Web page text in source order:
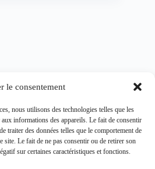
le consentement
nous utilisons des technologies telles que les
informations des appareils. Le fait de consentir
traiter des données telles que le comportement de
site. Le fait de ne pas consentir ou de retirer son
sur certaines caractéristiques et fonctions.